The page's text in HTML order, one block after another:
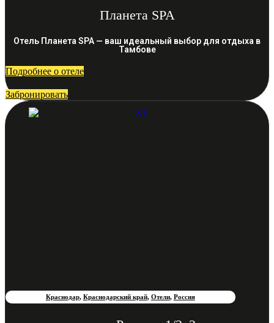
Планета SPA
Отель Планета SPA — ваш идеальный выбор для отдыха в
Тамбове
Подробнее о отеле
Забронировать
Краснодар, Краснодарский край, Отели, Россия